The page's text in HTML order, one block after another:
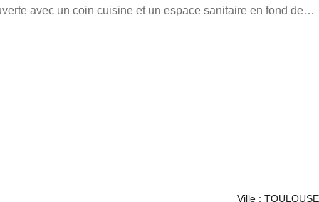
avec un coin cuisine et un espace sanitaire en fond de
activité professionnelle. Possibilité de louer un local
45 m² afin de bénéficier d'un espace supplémentaire
Ville : TOULOUSE